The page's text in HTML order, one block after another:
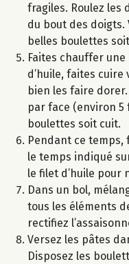
fragiles. Roulez les
du bout des doigts.
belles boulettes
Faites chauffer une
d’huile, faites
bien les faire
par face (environ 5
boulettes soit cuit.
Pendant ce temps,
le temps indiqué
le filet d’huile pour
Dans un bol,
tous les éléments
rectifiez
Versez les pâtes
Disposez les